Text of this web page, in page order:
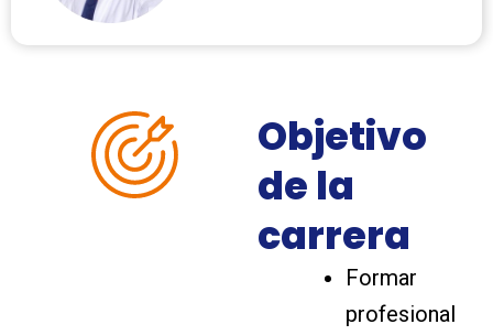
Objetivo
de la
carrera
Formar
profesional